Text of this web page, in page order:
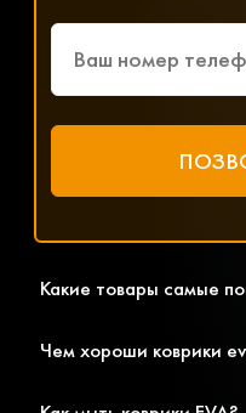
Какие товары самые
Чем хороши коврики